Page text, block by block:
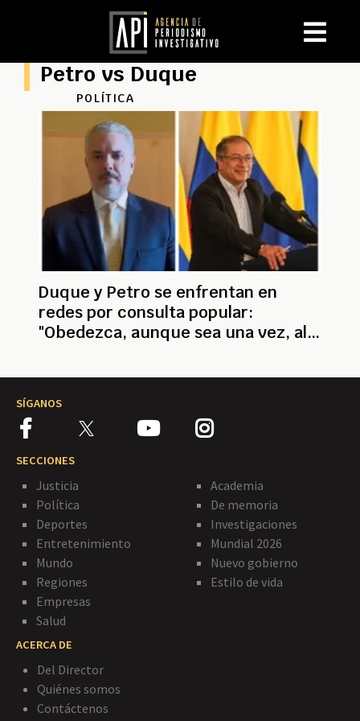
Petro vs Duque
POLÍTICA
Duque y Petro se enfrentan en
redes por consulta popular:
"Obedezca, aunque sea una vez, al
SÍGANOS
SECCIONES
Justicia
Política
Deportes
Entretenimiento
Mundo
Regiones
Empresas
Salud
Academia
De memoria
Investigaciones
Mundial 2026
Nuevo gobierno
Estilo de vida
ACERCA DE
Del Director
Quiénes somos
Contáctenos